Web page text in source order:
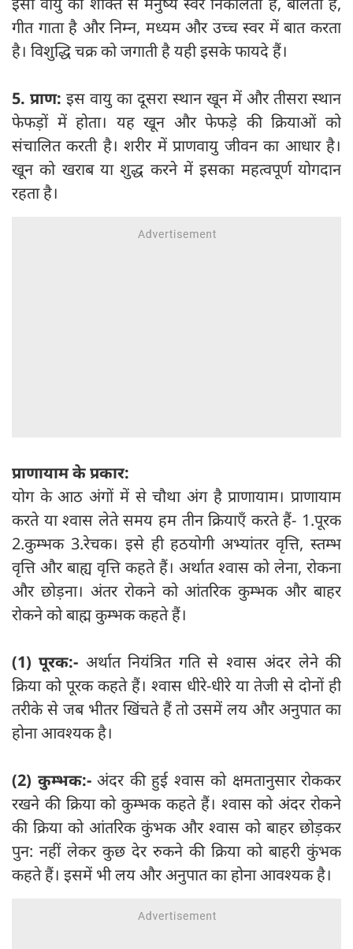
गीत गाता है और निम्‍न, मध्‍यम और उच्‍च स्‍वर में बात करता
है। विशुद्धि चक्र को जगाती है यही इसके फायदे हैं।
5. प्राण:इस वायु का दूसरा स्थान खून में और तीसरा स्थान
फेफड़ों में होता। यह खून और फेफड़े की क्रियाओं को
संचालित करती है। शरीर में प्राणवायु जीवन का आधार है।
खून को खराब या शुद्ध करने में इसका महत्वपूर्ण योगदान
रहता है।
प्राणायाम के प्रकार:
योग के आठ अंगों में से चौथा अंग है प्राणायाम। प्राणायाम
करते या श्वास लेते समय हम तीन क्रियाएँ करते हैं- 1.पूरक
2.कुम्भक 3.रेचक। इसे ही हठयोगी अभ्यांतर वृत्ति, स्तम्भ
वृत्ति और बाह्य वृत्ति कहते हैं। अर्थात श्वास को लेना, रोकना
और छोड़ना। अंतर रोकने को आंतरिक कुम्भक और बाहर
रोकने को बाह्म कुम्भक कहते हैं।
(1) पूरक:- अर्थात नियंत्रित गति से श्वास अंदर लेने की
क्रिया को पूरक कहते हैं। श्वास धीरे-धीरे या तेजी से दोनों ही
तरीके से जब भीतर खिंचते हैं तो उसमें लय और अनुपात का
होना आवश्यक है।
(2) कुम्भक:- अंदर की हुई श्वास को क्षमतानुसार रोककर
रखने की क्रिया को कुम्भक कहते हैं। श्वास को अंदर रोकने
की क्रिया को आंतरिक कुंभक और श्वास को बाहर छोड़कर
पुन: नहीं लेकर कुछ देर रुकने की क्रिया को बाहरी कुंभक
कहते हैं। इसमें भी लय और अनुपात का होना आवश्यक है।